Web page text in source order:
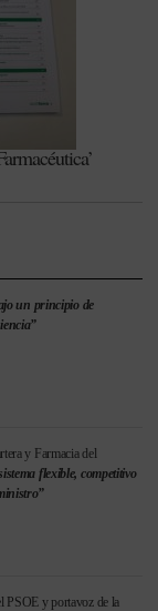
un principio de
y Farmacia del
flexible, competitivo
PSOE y portavoz de la